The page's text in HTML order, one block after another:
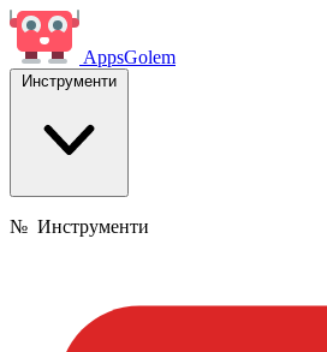
AppsGolem
Инструменти
№ Инструменти